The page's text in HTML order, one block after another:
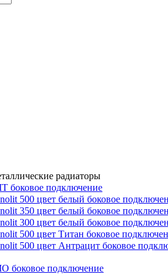
радиаторы
боковое подключение
500 цвет белый боковое
350 цвет белый боковое
300 цвет белый боковое
500 цвет Титан боковое
500 цвет Антрацит боковое
боковое подключение